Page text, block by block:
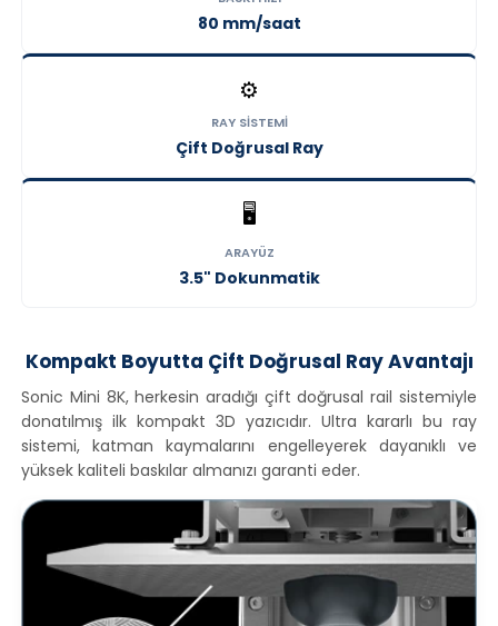
80 mm/saat
⚙️
RAY SISTEMI
Çift Doğrusal Ray
🖥️
ARAYÜZ
3.5" Dokunmatik
Kompakt Boyutta Çift Doğrusal Ray Avantajı
Sonic Mini 8K, herkesin aradığı çift doğrusal rail sistemiyle
donatılmış ilk kompakt 3D yazıcıdır. Ultra kararlı bu ray
sistemi, katman kaymalarını engelleyerek dayanıklı ve
yüksek kaliteli baskılar almanızı garanti eder.